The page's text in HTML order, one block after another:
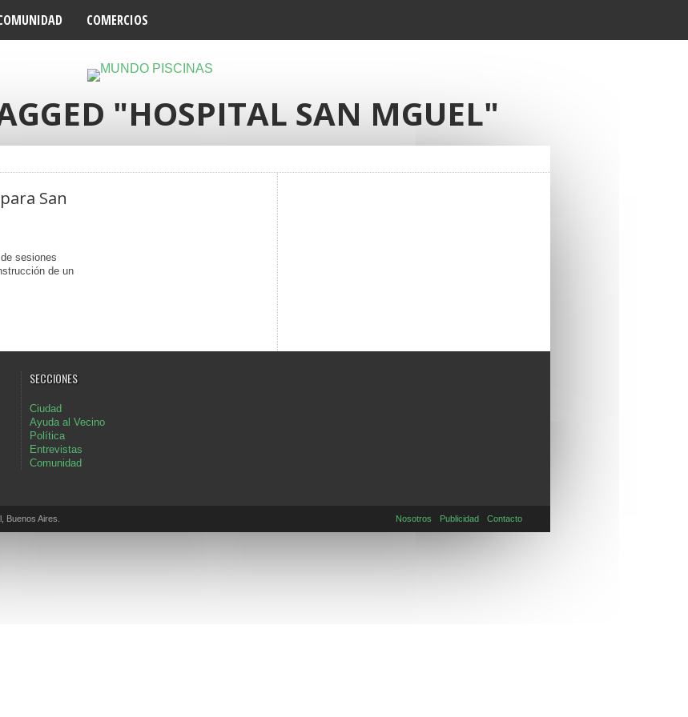
COMERCIOS
"HOSPITAL SAN MGUEL"
San
sesiones
de un
SECCIONES
Ciudad
Ayuda al Vecino
Política
Entrevistas
Comunidad
Buenos Aires. Nosotros Publicidad Contacto